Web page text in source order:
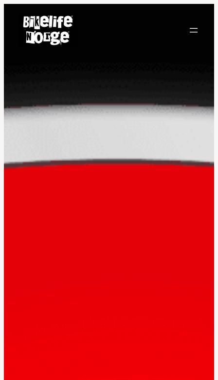
innhold